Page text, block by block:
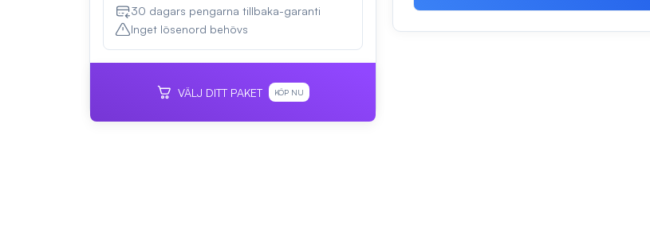
30 dagars pengarna tillbaka-garanti
Inget lösenord behövs
VÄLJ DITT PAKET KÖP NU